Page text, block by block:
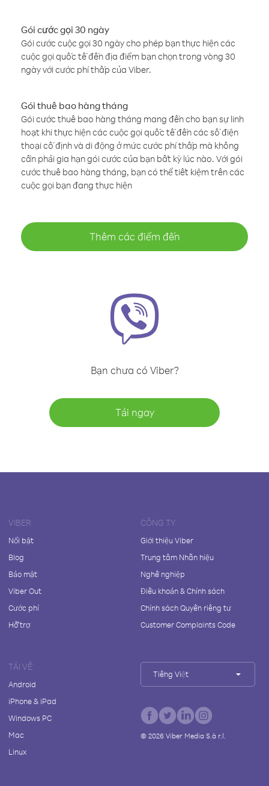
Gói cước gọi 30 ngày
Gói cước cuộc gọi 30 ngày cho phép bạn thực hiện các
cuộc gọi quốc tế đến địa điểm bạn chọn trong vòng 30
ngày với cước phí thấp của Viber.
Gói thuê bao hàng tháng
Gói cước thuê bao hàng tháng mang đến cho bạn sự linh
hoạt khi thực hiện các cuộc gọi quốc tế đến các số điện
thoại cố định và di động ở mức cước phí thấp mà không
cần phải gia hạn gói cước của bạn bất kỳ lúc nào. Với gói
cước thuê bao hàng tháng, bạn có thể tiết kiệm trên các
cuộc gọi bạn đang thực hiện
Thêm các điểm đến
Bạn chưa có Viber?
Tải ngay
VIBER
Nổi bật
Blog
Bảo mật
Viber Out
Cước phí
Hỗ trợ
CÔNG TY
Giới thiệu Viber
Trung tâm Nhãn hiệu
Nghề nghiệp
Điều khoản & Chính sách
Chính sách Quyền riêng tư
Customer Complaints Code
TẢI VỀ
Android
iPhone & iPad
Windows PC
Mac
Linux
Tiếng Việt
© 2026Viber Media S.à r.l.